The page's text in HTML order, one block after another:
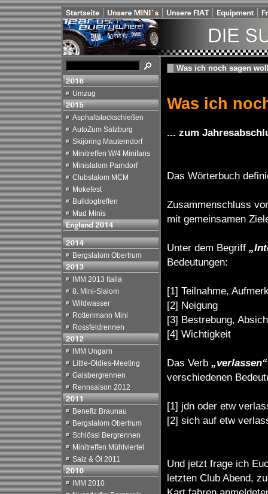
Umzug
Asphaltstockschießen
AutoZum Salzburg
Skijöring Mauterndorf
Minitreffen W/4 Minifans
Minislalom Parndorf
Clubslalom MCM
Mokefest
Bulldogtreffen
Mad Minis
Bergslalom Obertrum
IMM 2013 Italia
8. Mini-Slalom
Wildwasser
Rottenmann Mini
Rossfeldrennen
IMM Ungarn
Little-Oldies-Meeting
Gaisbergrennen
Rennsaison 2012
Benefiz Braunau
Bergslalom Obertrum
Schlössl Bergrennen
Minitreffen Mühlviertel
Salz & Öl 2011
IMM 2010
Was ich noch sagen
Was ich
... zum
Das Wörterbuch
Zusammenschluss
mit gemeinsamen
Unter dem Begriff
Bedeutungen:
[1] Teilnahme,
[2] Neigung
[3] Bestrebung,
[4] Wichtigkeit
Das Verb
verschiedenen
[1] jdn oder etw
[2] sich auf etw
Und jetzt frage ich
letzten Club Abend,